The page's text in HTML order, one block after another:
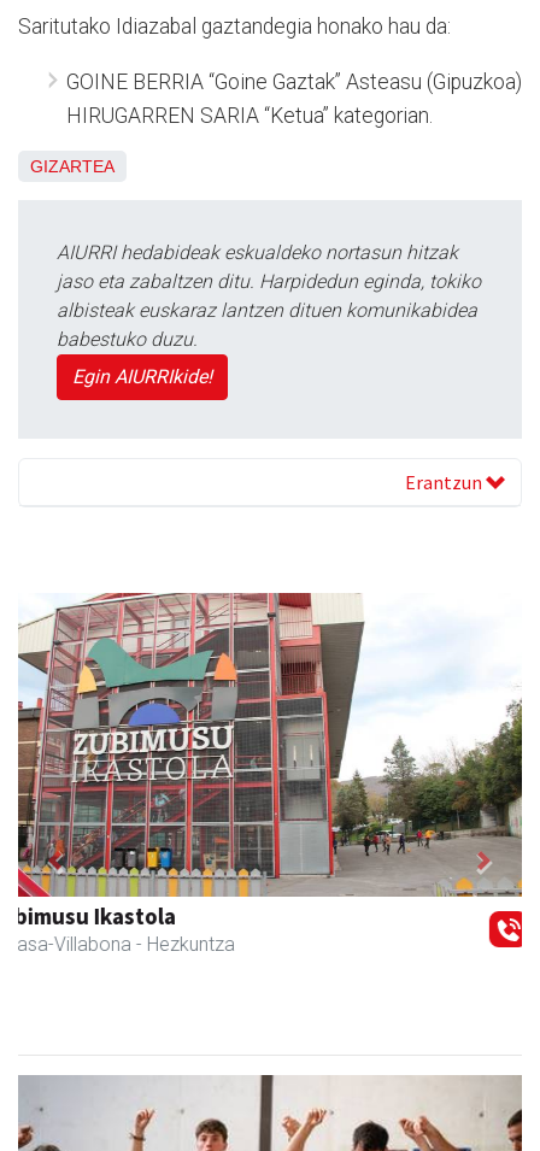
Saritutako Idiazabal gaztandegia honako hau da:
GOINE BERRIA “Goine Gaztak” Asteasu (Gipuzkoa)
HIRUGARREN SARIA “Ketua” kategorian.
GIZARTEA
AIURRI hedabideak eskualdeko nortasun hitzak
jaso eta zabaltzen ditu. Harpidedun eginda, tokiko
albisteak euskaraz lantzen dituen komunikabidea
babestuko duzu.
Egin AIURRIkide!
Erantzun
Danena taberna
Andoain -
Previous Next